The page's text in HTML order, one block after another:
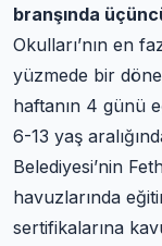
branşında
Okulları’nın en
yüzmede bir
haftanın 4 günü
6-13 yaş
Belediyesi’nin
havuzlarında
sertifikalarına